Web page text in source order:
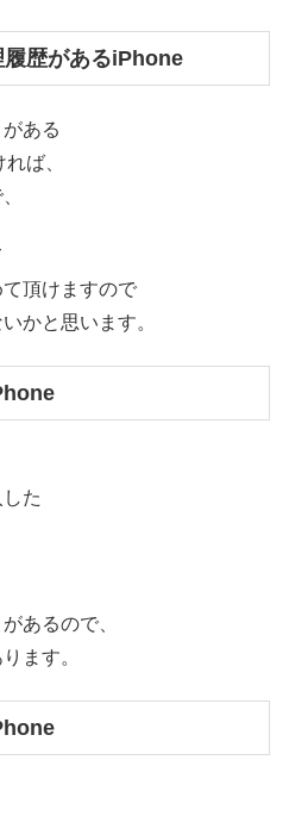
歴があるiPhone
ある
ば、
頂けますので
かと思います。
た
あるので、
ます。